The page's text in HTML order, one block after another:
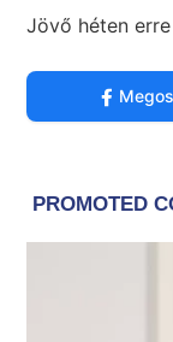
Jövő héten